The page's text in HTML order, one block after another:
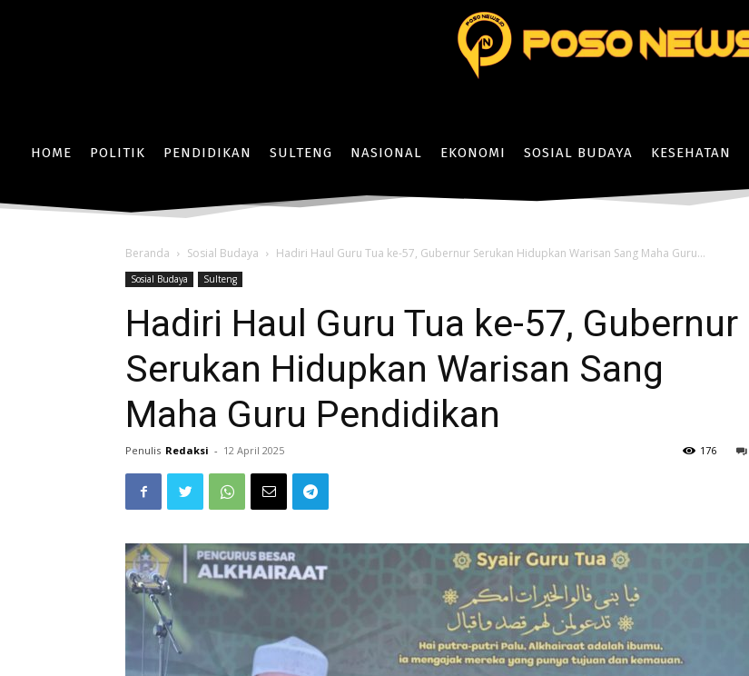
HOME POLITIK PENDIDIKAN SULTENG NASIONAL EKONOMI SOSIAL BUDAYA KESEHATAN
Beranda Sosial Budaya Hadiri Haul Guru Tua ke-57, Gubernur Serukan Hidupkan Warisan Sang Maha Guru...
Sosial Budaya Sulteng
Hadiri Haul Guru Tua ke-57, Gubernur
Serukan Hidupkan Warisan Sang
Maha Guru Pendidikan
Penulis Redaksi - 12 April 2025 176